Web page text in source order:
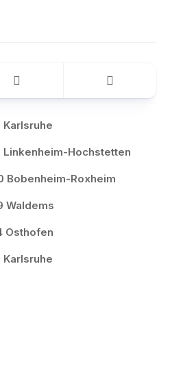
Karlsruhe
Linkenheim-Hochstetten
Bobenheim-Roxheim
Waldems
Osthofen
Karlsruhe